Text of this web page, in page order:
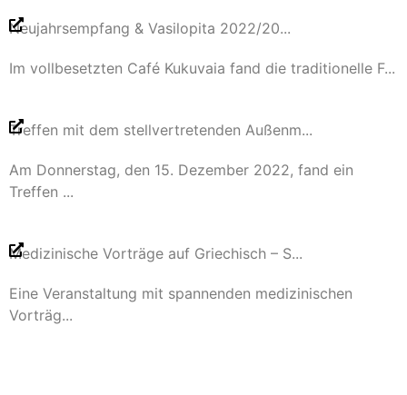
Neujahrsempfang & Vasilopita 2022/20...
Im vollbesetzten Café Kukuvaia fand die traditionelle F...
Treffen mit dem stellvertretenden Außenm...
Am Donnerstag, den 15. Dezember 2022, fand ein
Treffen ...
Medizinische Vorträge auf Griechisch – S...
Eine Veranstaltung mit spannenden medizinischen
Vorträg...